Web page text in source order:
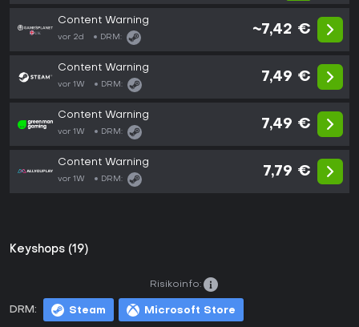
Content Warning
vor 2d DRM:
~7,42 €
Content Warning
vor 1W DRM:
7,49 €
Content Warning
vor 1W DRM:
7,49 €
Content Warning
vor 1W DRM:
7,79 €
Keyshops (19)
DRM: Steam Microsoft Store
Risikoinfo: